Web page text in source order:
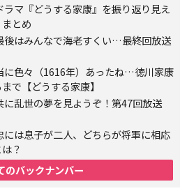
ラマ『どうする家康』を振り返り見え
とめ
後はみんなで海老すくい…最終回放送
に色々（1616年）あったね…徳川家康
で【どうする家康】
に乱世の夢を見ようぞ！第47回放送
には息子が二人、どちらが将軍に相応
？
のバックナンバー